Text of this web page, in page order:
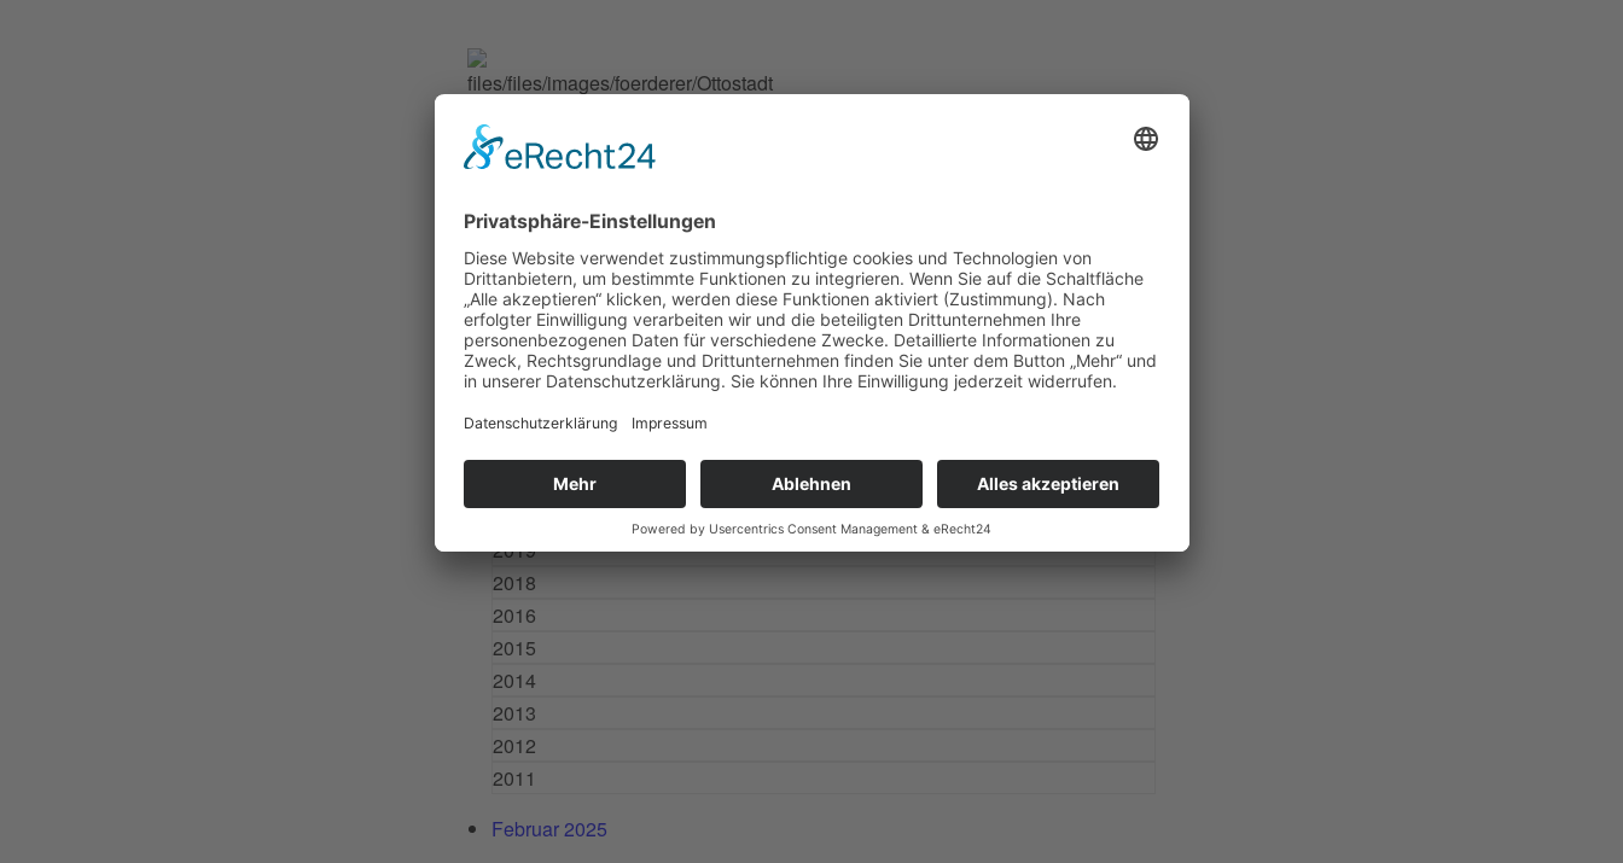
Zurück
Nachrichten-Archiv
Ältere Nachrichten sind hier archiviert. Über die Reiternavigation können diese
nach Monat sortiert geladen werden.
2025
2024
2023
2020
2019
2018
2016
2015
2014
2013
2012
2011
Februar 2025